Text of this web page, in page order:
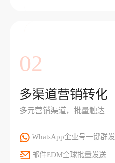
02
多渠道营销转化
多元营销渠道，批量触达
WhatsApp企业号一键群发
邮件EDM全球批量发送